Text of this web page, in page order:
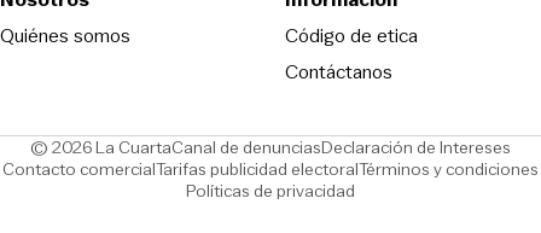
Quiénes somos
Código de eticaOpens in new
Contáctanos
© 2026 La CuartaCanal de denunciasOpens in new window
Declaración de Intereses
Contacto comercialOpens in new window
Tarifas publicidad electoralOpens in new window
Términos y condiciones
Políticas de privacidad